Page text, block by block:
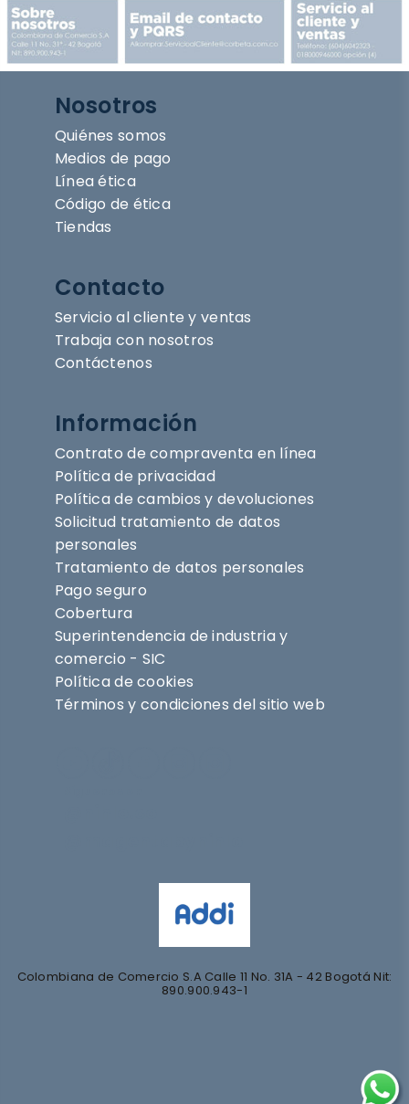
Nosotros
Quiénes somos
Medios de pago
Línea ética
Código de ética
Tiendas
Contacto
Servicio al cliente y ventas
Trabaja con nosotros
Contáctenos
Información
Contrato de compraventa en línea
Política de privacidad
Política de cambios y devoluciones
Solicitud tratamiento de datos
personales
Tratamiento de datos personales
Pago seguro
Cobertura
Superintendencia de industria y
comercio - SIC
Política de cookies
Términos y condiciones del sitio web
Colombiana de Comercio S.A Calle 11 No. 31A - 42 Bogotá Nit:
890.900.943-1